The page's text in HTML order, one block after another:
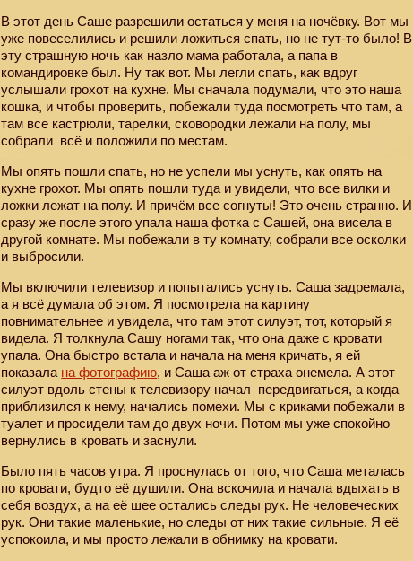
В этот день Саше разрешили остаться у меня на ночёвку. Вот мы
уже повеселились и решили ложиться спать, но не тут-то было! В
эту страшную ночь как назло мама работала, а папа в
командировке был. Ну так вот. Мы легли спать, как вдруг
услышали грохот на кухне. Мы сначала подумали, что это наша
кошка, и чтобы проверить, побежали туда посмотреть что там, а
там все кастрюли, тарелки, сковородки лежали на полу, мы
собрали всё и положили по местам.
Мы опять пошли спать, но не успели мы уснуть, как опять на
кухне грохот. Мы опять пошли туда и увидели, что все вилки и
ложки лежат на полу. И причём все согнуты! Это очень странно. И
сразу же после этого упала наша фотка с Сашей, она висела в
другой комнате. Мы побежали в ту комнату, собрали все осколки
и выбросили.
Мы включили телевизор и попытались уснуть. Саша задремала,
а я всё думала об этом. Я посмотрела на картину
повнимательнее и увидела, что там этот силуэт, тот, который я
видела. Я толкнула Сашу ногами так, что она даже с кровати
упала. Она быстро встала и начала на меня кричать, я ей
показала на фотографию, и Саша аж от страха онемела. А этот
силуэт вдоль стены к телевизору начал передвигаться, а когда
приблизился к нему, начались помехи. Мы с криками побежали в
туалет и просидели там до двух ночи. Потом мы уже спокойно
вернулись в кровать и заснули.
Было пять часов утра. Я проснулась от того, что Саша металась
по кровати, будто её душили. Она вскочила и начала вдыхать в
себя воздух, а на её шее остались следы рук. Не человеческих
рук. Они такие маленькие, но следы от них такие сильные. Я её
успокоила, и мы просто лежали в обнимку на кровати.